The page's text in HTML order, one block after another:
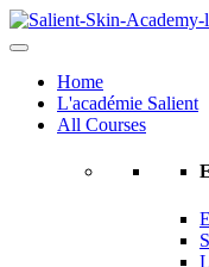
Home
L'académie Salient
All Courses